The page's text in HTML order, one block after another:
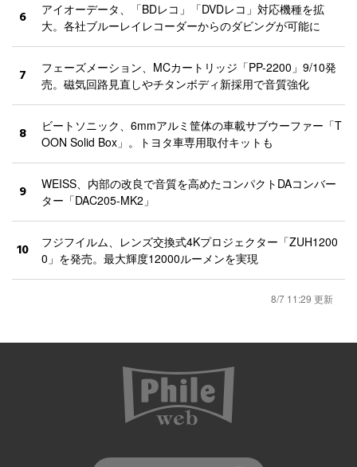
6
アイオーデータ、「BDレコ」「DVDレコ」対応機種を拡
大。各社ブルーレイレコーダーからのダビングが可能に
7
フェーズメーション、MCカートリッジ「PP-2200」9/10発
売。磁気回路見直しやチタンボディ新採用で音質強化
8
ビートソニック、6mmアルミ筐体の車載サブウーファー「T
OON Solid Box」。トヨタ車専用取付キットも
9
WEISS、内部の改良で音質を高めたコンパクトDAコンバー
ター「DAC205-MK2」
10
フジフイルム、レンズ交換式4Kプロジェクター「ZUH1200
0」を発売。最大輝度12000ルーメンを実現
8/7 11:29 更新